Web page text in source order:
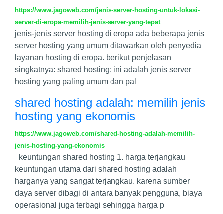
https://www.jagoweb.com/jenis-server-hosting-untuk-lokasi-
server-di-eropa-memilih-jenis-server-yang-tepat
jenis-jenis server hosting di eropa ada beberapa jenis
server hosting yang umum ditawarkan oleh penyedia
layanan hosting di eropa. berikut penjelasan
singkatnya: shared hosting: ini adalah jenis server
hosting yang paling umum dan pal
shared hosting adalah: memilih jenis
hosting yang ekonomis
https://www.jagoweb.com/shared-hosting-adalah-memilih-
jenis-hosting-yang-ekonomis
keuntungan shared hosting 1. harga terjangkau
keuntungan utama dari shared hosting adalah
harganya yang sangat terjangkau. karena sumber
daya server dibagi di antara banyak pengguna, biaya
operasional juga terbagi sehingga harga p